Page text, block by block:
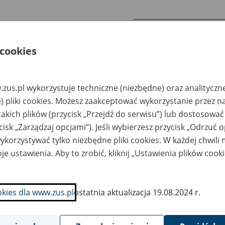
uwagi można przesyłać poprzez
Ukryj wszystkie pozycje bazy
pracy
Miejsce
przechowywania
dokumentów
Nr zespołu akt w
archiwum
państwowym
Daty
z o.o. w
Brzezie
2, 58-
Sp. z o.o. e-mail:
biuro@ulmex.eu, tel.
+48 62 736 11 20,
wykorzystuje techniczne (niezbędne) oraz
pliki cookies. Możesz zaakceptować wykorzystanie przez
plików (przycisk „Przejdź do serwisu”) lub
„Zarządzaj opcjami”). Jeśli wybierzesz przycisk „Odrzuć
tylko niezbędne pliki cookies. W każdej chwili
ustawienia. Aby to zrobić, kliknij „Ustawienia plików
dla www.zus.plostatnia aktualizacja 19.08.2024 r.